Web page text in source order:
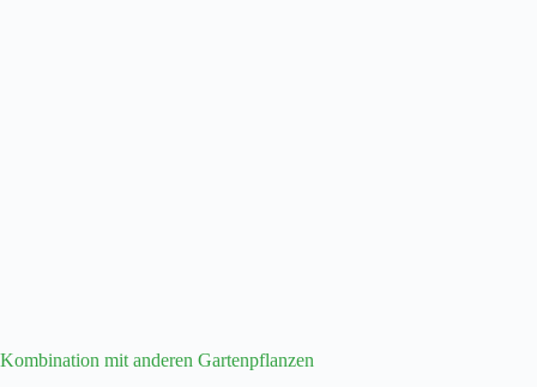
Kombination mit anderen Gartenpflanzen